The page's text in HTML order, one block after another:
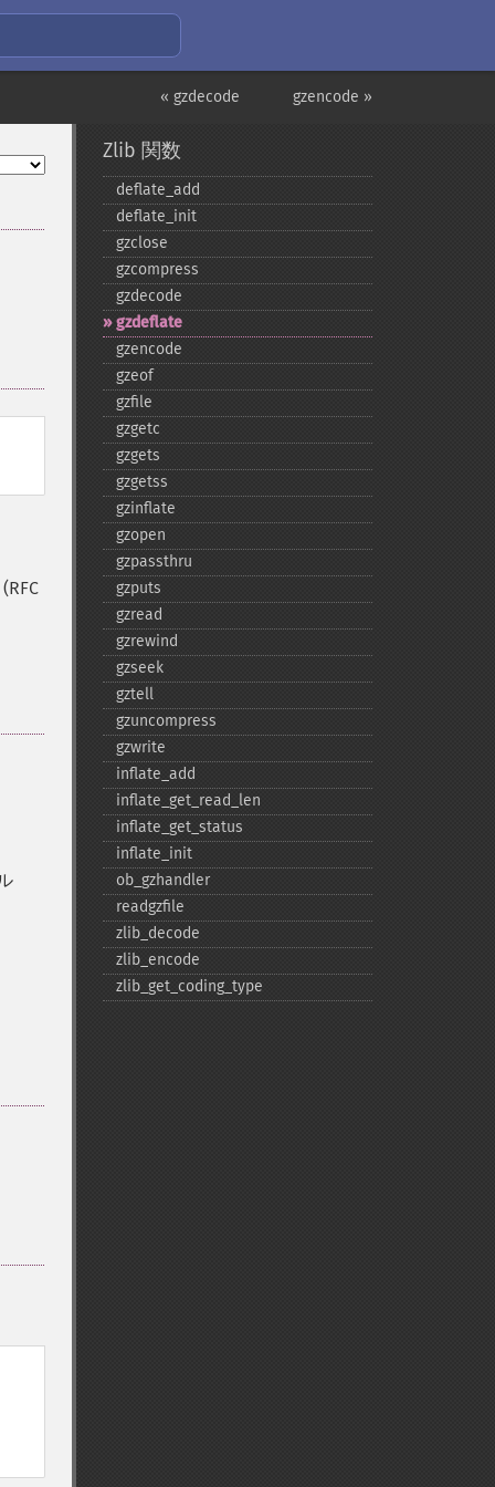
gzencode »
« gzdecode
Zlib 関数
deflate_​add
deflate_​init
gzclose
gzcompress
gzdecode
gzdeflate
gzencode
gzeof
gzfile
gzgetc
gzgets
gzgetss
gzinflate
gzopen
gzpassthru
gzputs
gzread
gzrewind
gzseek
gztell
gzuncompress
gzwrite
inflate_​add
inflate_​get_​read_​len
inflate_​get_​status
inflate_​init
ob_​gzhandler
readgzfile
zlib_​decode
zlib_​encode
zlib_​get_​coding_​type